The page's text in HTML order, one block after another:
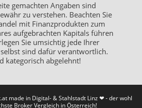
gemachten Angaben sind
zu verstehen. Beachten Sie
mit Finanzprodukten zum
aufgebrachten Kapitals führen
Sie umsichtig jede Ihrer
sind dafür verantwortlich.
kategorisch abgelehnt!
made in Digital- & Stahlstadt Linz ❤ - der wohl
Broker Vergleich in Österreich!